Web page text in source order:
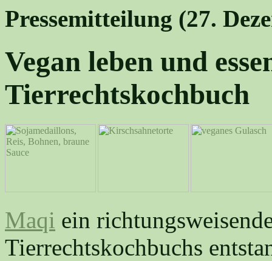
Pressemitteilung (27.
Vegan leben und
Tierrechtskochbuch
Maqi ein
Tierrechtskochbuchs